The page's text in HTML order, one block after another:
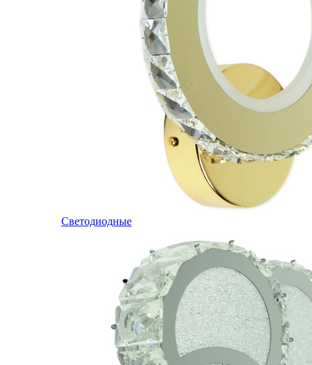
Светодиодные